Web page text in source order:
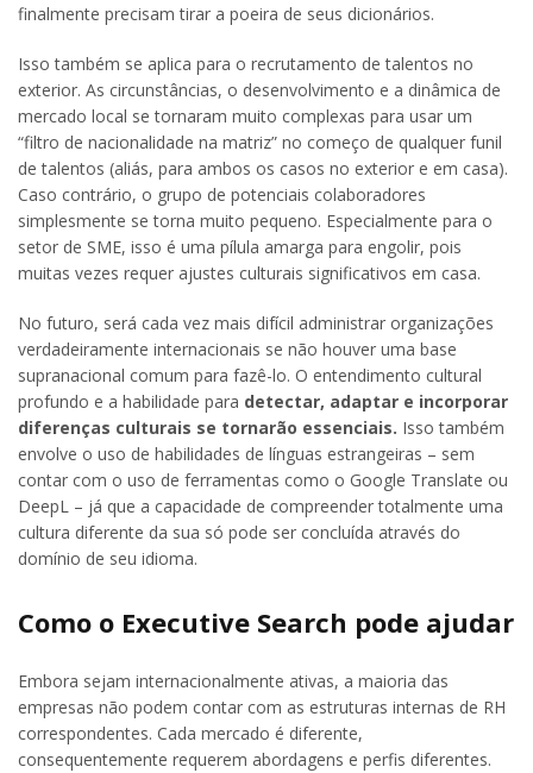
finalmente precisam tirar a poeira de seus dicionários.
Isso também se aplica para o recrutamento de talentos no
exterior. As circunstâncias, o desenvolvimento e a dinâmica de
mercado local se tornaram muito complexas para usar um
“filtro de nacionalidade na matriz” no começo de qualquer funil
de talentos (aliás, para ambos os casos no exterior e em casa).
Caso contrário, o grupo de potenciais colaboradores
simplesmente se torna muito pequeno. Especialmente para o
setor de SME, isso é uma pílula amarga para engolir, pois
muitas vezes requer ajustes culturais significativos em casa.
No futuro, será cada vez mais difícil administrar organizações
verdadeiramente internacionais se não houver uma base
supranacional comum para fazê-lo. O entendimento cultural
profundo e a habilidade para detectar, adaptar e incorporar
diferenças culturais se tornarão essenciais. Isso também
envolve o uso de habilidades de línguas estrangeiras – sem
contar com o uso de ferramentas como o Google Translate ou
DeepL – já que a capacidade de compreender totalmente uma
cultura diferente da sua só pode ser concluída através do
domínio de seu idioma.
Como o Executive Search pode ajudar
Embora sejam internacionalmente ativas, a maioria das
empresas não podem contar com as estruturas internas de RH
correspondentes. Cada mercado é diferente,
consequentemente requerem abordagens e perfis diferentes.